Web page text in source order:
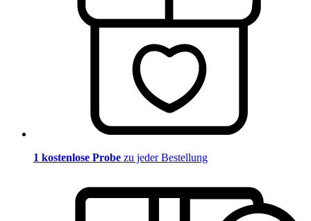
1 kostenlose Probe zu jeder Bestellung